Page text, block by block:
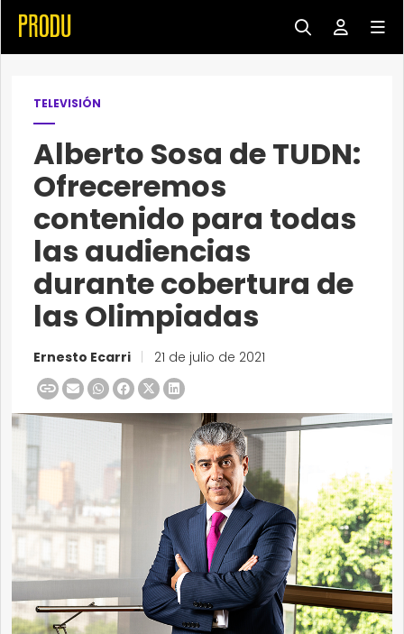
TELEVISIÓN
Alberto Sosa de TUDN:
Ofreceremos
contenido para todas
las audiencias
durante cobertura de
las Olimpiadas
Ernesto Ecarri 21 de julio de 2021